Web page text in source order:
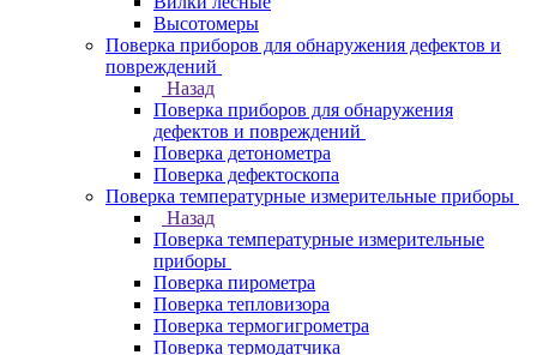
Высотомеры
Поверка приборов для обнаружения дефектов и
повреждений
Назад
Поверка приборов для обнаружения
дефектов и повреждений
Поверка детонометра
Поверка дефектоскопа
Поверка температурные измерительные приборы
Назад
Поверка температурные измерительные
приборы
Поверка пирометра
Поверка тепловизора
Поверка термогигрометра
Поверка термодатчика